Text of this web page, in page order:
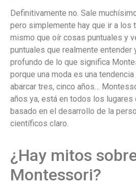
Definitivamente no. Sale
pero simplemente hay que ir a los
mismo que oír cosas puntuales y
puntuales que realmente entender
profundo de lo que significa
porque una moda es una
abarcar tres, cinco años…
años ya, está en todos los lugares
basado en el desarrollo de la
científicos claro.
¿Hay mitos
Montessori?